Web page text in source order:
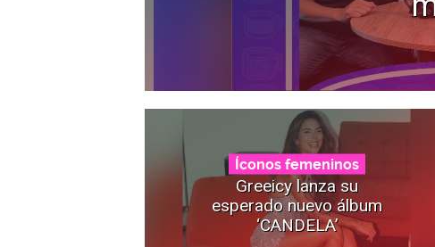
Íconos femeninos
Greeicy lanza su
esperado nuevo álbum
‘CANDELA’